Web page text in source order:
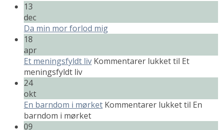
13
dec
Da min mor forlod mig
18
apr
Et meningsfyldt liv Kommentarer lukkettil Et
meningsfyldt liv
24
okt
En barndom i mørket Kommentarer lukkettil En
barndom i mørket
09